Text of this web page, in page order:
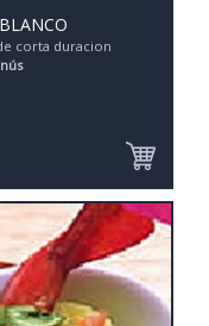
corta duracion